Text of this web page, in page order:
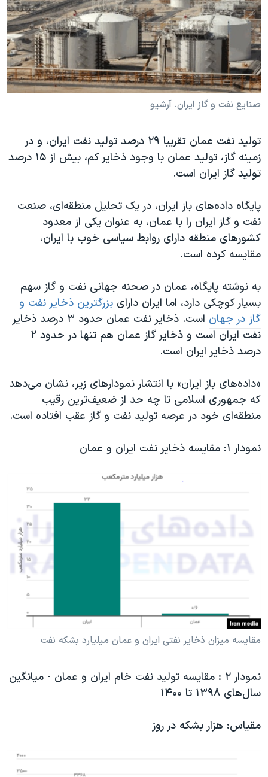
فرهنگ و زندگی
حقوق شهروندی
اقتصادی
علم و فناوری
اسرائیل در جنگ
آرشیو پخش زنده
مستندها
انتخابات ریاست جمهوری آمریکا ۲۰۲۴
حمله جمهوری اسلامی به اسرائیل
رمز مهسا
ورزش زنان در ایران
مجموعه مستندهای دادخواهی
تریبونال مردمی آبان ۹۸
چهل سال گروگان‌گیری
قانون شفافیت دارائی کادر رهبری ایران
اعتراضات مردمی آبان ۹۸
نرگس محمدی برنده جایزه نوبل صلح
همایش محافظه‌کاران آمریکا «سی‌پک»
صفحه‌های ویژه
سفر پرزیدنت ترامپ به چین
دنبال کنید
زبانهای مختلف
صنایع نفت و گاز ایران. آرشیو
تولید نفت عمان تقریبا ۲۹ درصد تولید نفت ایران، و در
زمینه گاز، تولید عمان با وجود ذخایر کم، بیش از ۱۵ درصد
تولید گاز ایران است.
پایگاه داده‌های باز ایران، در یک تحلیل منطقه‌ای، صنعت
نفت و گاز ایران را با عمان، به عنوان یکی از معدود
کشورهای منطقه دارای روابط سیاسی خوب با ایران،
مقایسه کرده است.
به نوشته پایگاه، عمان در صحنه جهانی نفت و گاز سهم
بسیار کوچکی دارد، اما ایران دارای بزرگترین ذخایر نفت و
گاز در جهان
است. ذخایر نفت عمان حدود ۳ درصد ذخایر
نفت ایران است و ذخایر گاز عمان هم تنها در حدود ۲
درصد ذخایر ایران است.
«داده‌های باز ایران» با انتشار نمودارهای زیر، نشان می‌دهد
که جمهوری اسلامی تا چه حد از ضعیف‌ترین رقیب
منطقه‌ای خود در عرصه تولید نفت و گاز عقب افتاده است.
نمودار ۱:
مقایسه ذخایر نفت ایران و عمان
مقایسه میزان ذخایر نفتی ایران و عمان میلیارد بشکه نفت
نمودار ۲ : مقایسه تولید نفت خام ایران و عمان - میانگین
سال‌های ۱۳۹۸ تا ۱۴۰۰
مقیاس: هزار بشکه در روز